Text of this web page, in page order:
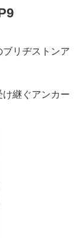
ブリヂストンア
継ぐアンカー